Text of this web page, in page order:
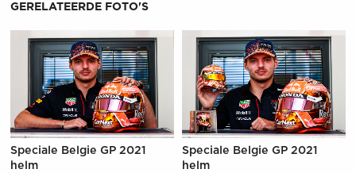
GERELATEERDE FOTO'S
Speciale Belgie GP 2021
helm
Speciale Belgie GP 2021
helm